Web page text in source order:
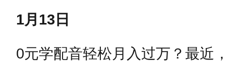
1月13日
0元学配音轻松月入过万？最近